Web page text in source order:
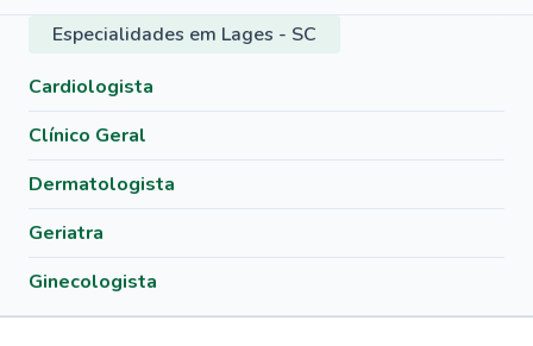
Especialidades em Lages - SC
Cardiologista
Clínico Geral
Dermatologista
Geriatra
Ginecologista